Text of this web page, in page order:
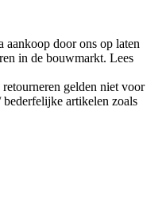
aankoop door ons op laten
in de bouwmarkt. Lees
gelden niet voor
bederfelijke artikelen zoals